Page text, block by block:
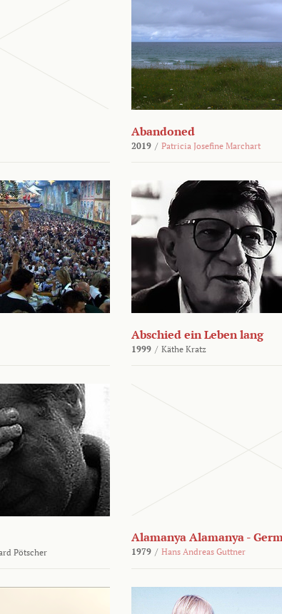
Abandoned
2019 / Patricia Josefine Marchart
Abschied ein Leben lang
1999 / Käthe Kratz
Pötscher
Alamanya Alamanya -
1979 / Hans Andreas Guttner